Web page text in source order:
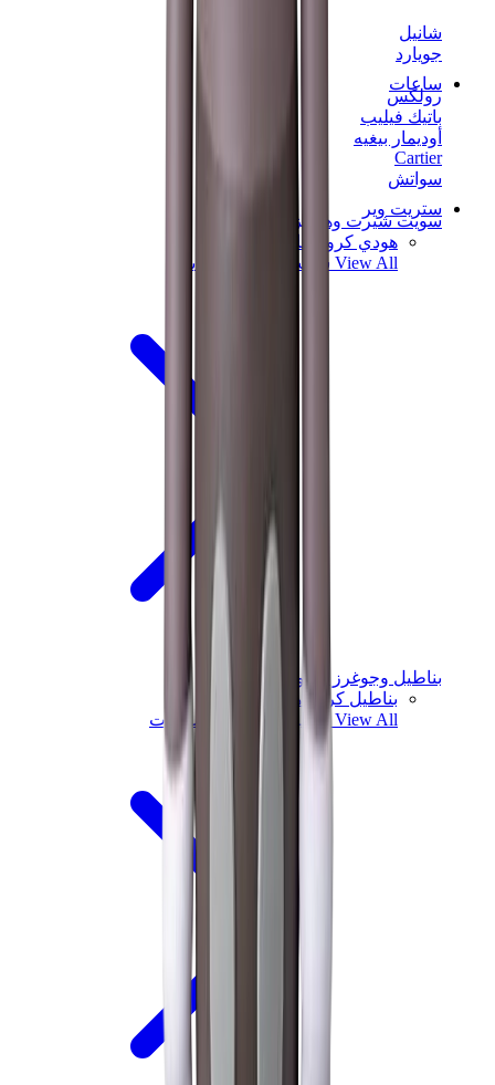
شانيل
جويارد
ساعات
رولكس
باتيك فيليب
أوديمار بيغيه
Cartier
سواتش
ستريت وير
سويت شيرت وهوديز
هودي كروم هارتس
View All سويت شيرت وهوديز
بناطيل وجوغرز وشورتات
بناطيل كروم هارتس
View All بناطيل وجوغرز وشورتات